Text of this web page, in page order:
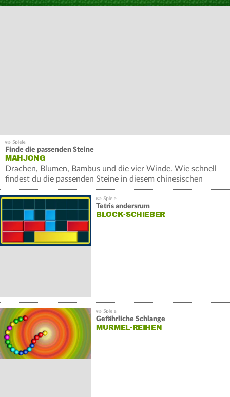
Finde die passenden Steine
MAHJONG
Drachen, Blumen, Bambus und die vier Winde. Wie schnell
findest du die passenden Steine in diesem chinesischen
Brettspiel?
Tetris andersrum
BLOCK-SCHIEBER
Gefährliche Schlange
MURMEL-REIHEN